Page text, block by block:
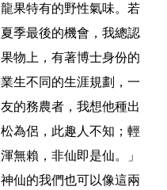
果特有的野性氣味。若
季最後的機會，我總認
物上，有著博士身份的
生不同的生涯規劃，一
的務農者，我想他種出
為侶，此趣人不知；輕
無賴，非仙即是仙。」
仙的我們也可以像這兩